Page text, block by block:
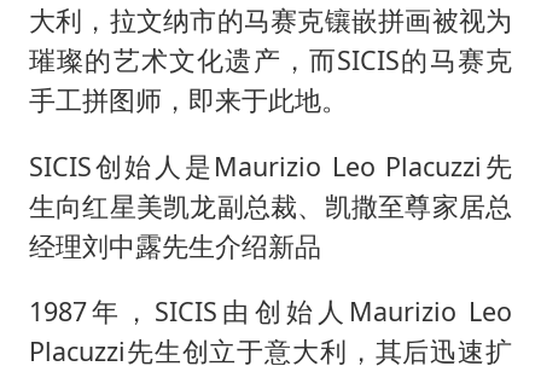
大利，拉文纳市的马赛克镶嵌拼画被视为
璀璨的艺术文化遗产，而SICIS的马赛克
手工拼图师，即来于此地。
SICIS创始人是Maurizio Leo Placuzzi先
生向红星美凯龙副总裁、凯撒至尊家居总
经理刘中露先生介绍新品
1987年，SICIS由创始人Maurizio Leo
Placuzzi先生创立于意大利，其后迅速扩